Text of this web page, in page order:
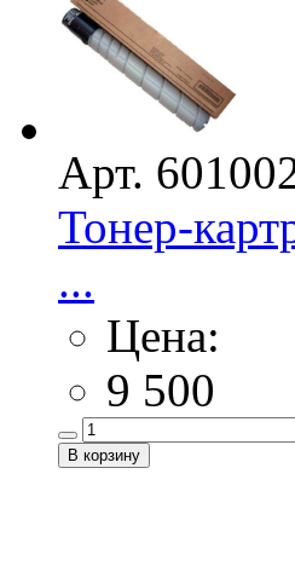
Арт.
Тонер-
...
Цена:
9 500